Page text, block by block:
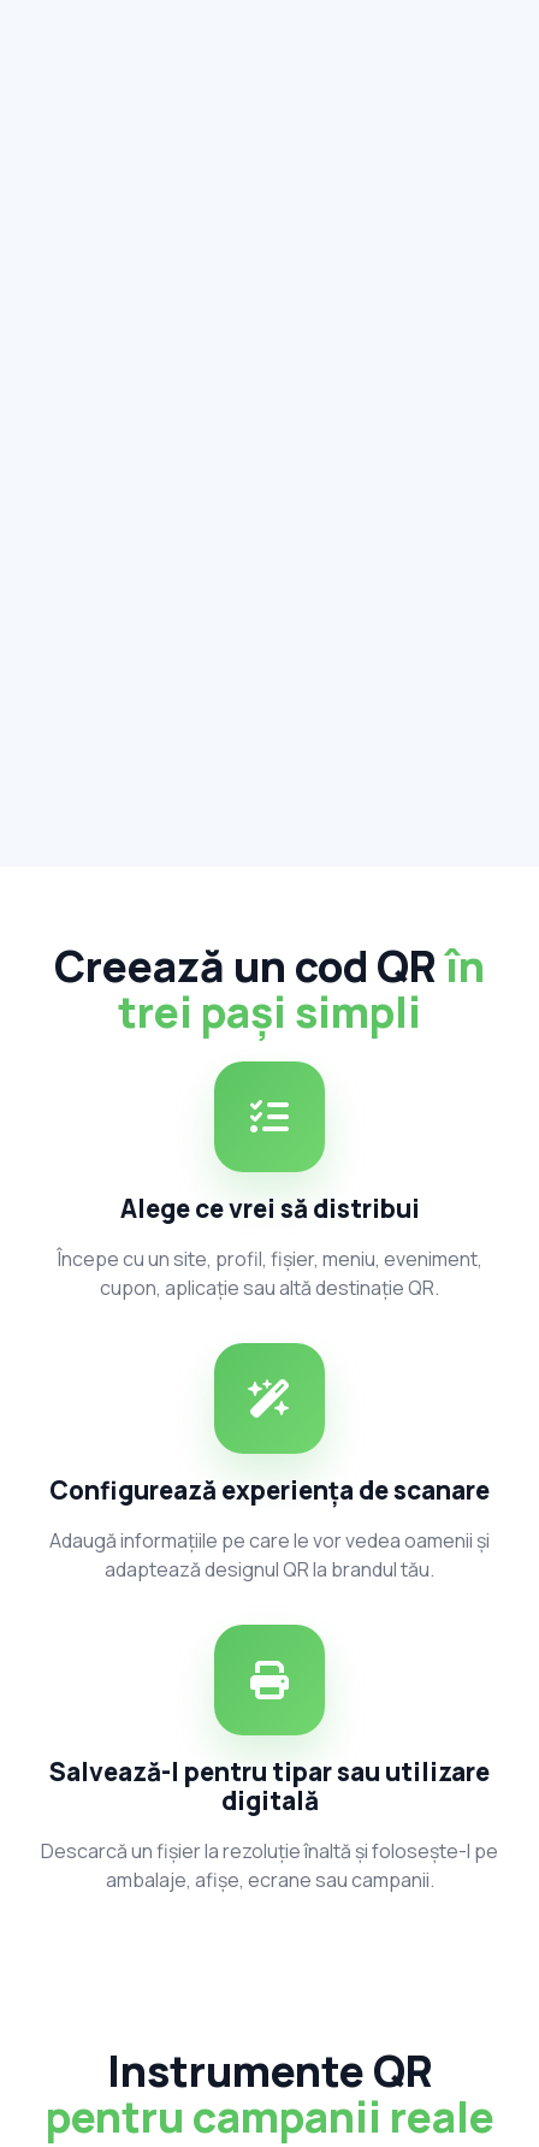
Creează un cod QRîn
trei pași simpli
Alege ce vrei să distribui
Începe cu un site, profil, fișier, meniu, eveniment,
cupon, aplicație sau altă destinație QR.
Configurează experiența de scanare
Adaugă informațiile pe care le vor vedea oamenii și
adaptează designul QR la brandul tău.
Salvează-l pentru tipar sau utilizare
digitală
Descarcă un fișier la rezoluție înaltă și folosește-l pe
ambalaje, afișe, ecrane sau campanii.
Instrumente QR
pentru campanii reale